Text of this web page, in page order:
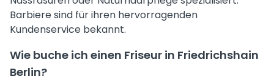
Barbiere sind für ihren hervorragenden
Kundenservice bekannt.
Wie buche ich einen Friseur in Friedrichshain
Berlin?